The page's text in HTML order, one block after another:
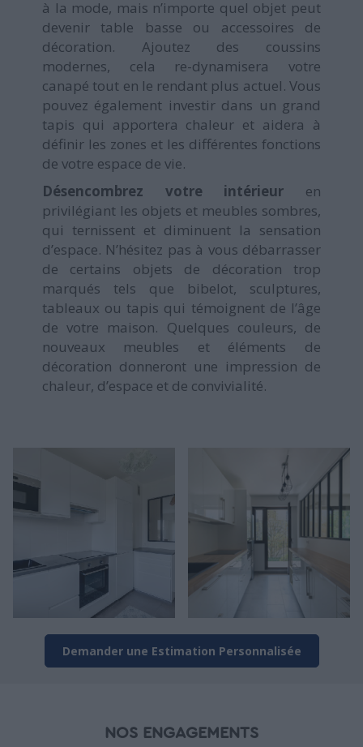
à la mode, mais n’importe quel objet peut
devenir table basse ou accessoires de
décoration. Ajoutez des coussins
modernes, cela re-dynamisera votre
canapé tout en le rendant plus actuel. Vous
pouvez également investir dans un grand
tapis qui apportera chaleur et aidera à
définir les zones et les différentes fonctions
de votre espace de vie.
Désencombrez votre intérieur en
privilégiant les objets et meubles sombres,
qui ternissent et diminuent la sensation
d’espace. N’hésitez pas à vous débarrasser
de certains objets de décoration trop
marqués tels que bibelot, sculptures,
tableaux ou tapis qui témoignent de l’âge
de votre maison. Quelques couleurs, de
nouveaux meubles et éléments de
décoration donneront une impression de
chaleur, d’espace et de convivialité.
Demander une Estimation Personnalisée
NOS ENGAGEMENTS